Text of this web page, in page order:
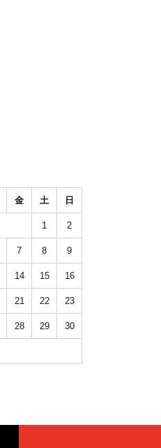
金 土 日
1 2
7 8 9
14 15 16
21 22 23
28 29 30